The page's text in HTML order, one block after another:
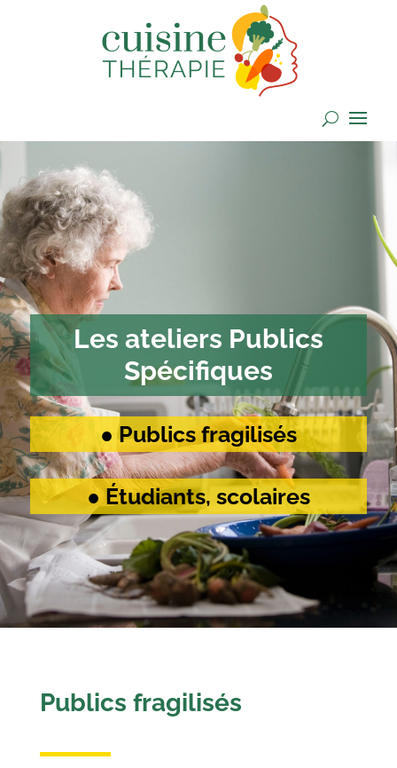
Les ateliers Publics
Spécifiques
● Publics fragilisés
● Étudiants, scolaires
Publics fragilisés